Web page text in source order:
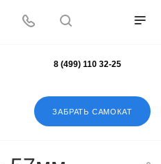
ЗАБРАТЬ САМОКАТ
8 (499) 110 32-25